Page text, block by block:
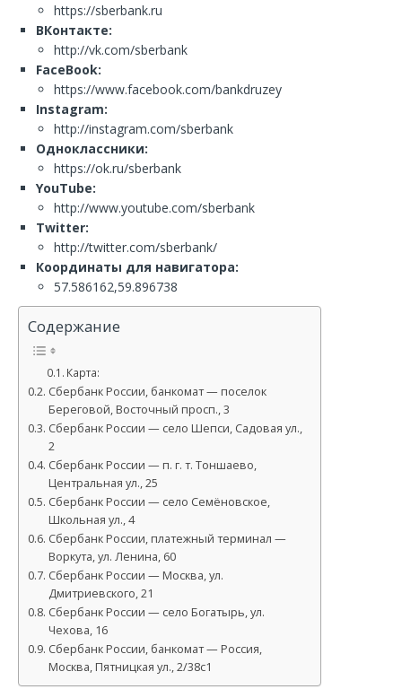
https://sberbank.ru
ВКонтакте:
http://vk.com/sberbank
FaceBook:
https://www.facebook.com/bankdruzey
Instagram:
http://instagram.com/sberbank
Одноклассники:
https://ok.ru/sberbank
YouTube:
http://www.youtube.com/sberbank
Twitter:
http://twitter.com/sberbank/
Координаты для навигатора:
57.586162,59.896738
Содержание
Карта:
Сбербанк России, банкомат — поселок
Береговой, Восточный просп., 3
Сбербанк России — село Шепси, Садовая ул.,
2
Сбербанк России — п. г. т. Тоншаево,
Центральная ул., 25
Сбербанк России — село Семёновское,
Школьная ул., 4
Сбербанк России, платежный терминал —
Воркута, ул. Ленина, 60
Сбербанк России — Москва, ул.
Дмитриевского, 21
Сбербанк России — село Богатырь, ул.
Чехова, 16
Сбербанк России, банкомат — Россия,
Москва, Пятницкая ул., 2/38с1